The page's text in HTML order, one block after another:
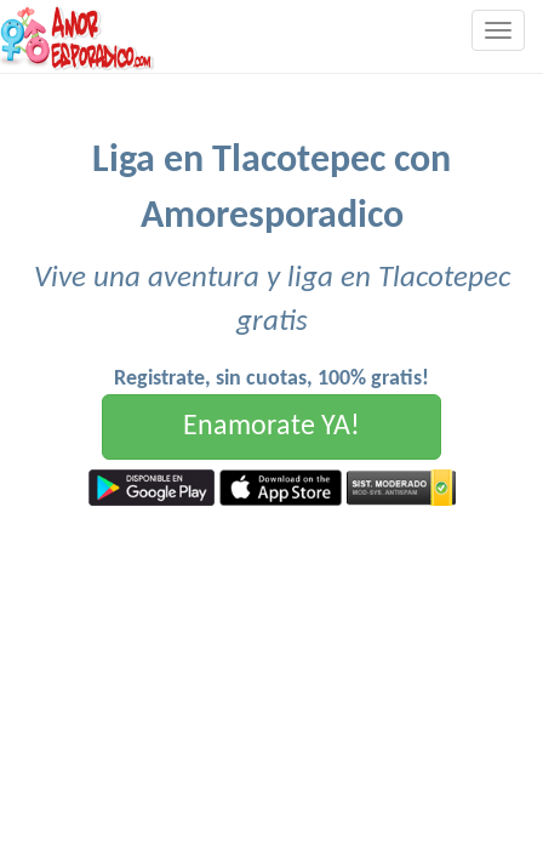
Liga en Tlacotepec con
Amoresporadico
Vive una aventura y liga en Tlacotepec
gratis
Registrate, sin cuotas, 100% gratis!
Enamorate YA!